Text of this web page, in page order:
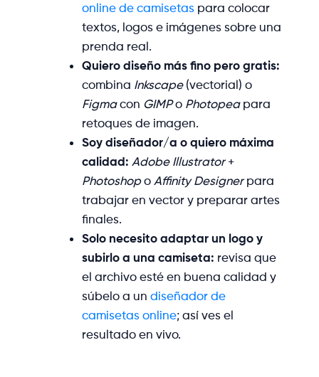
online de camisetas para colocar
textos, logos e imágenes sobre una
prenda real.
Quiero diseño más fino pero gratis:
combina Inkscape(vectorial) o
Figmacon GIMPo Photopeapara
retoques de imagen.
Soy diseñador/a o quiero máxima
calidad: Adobe Illustrator+
PhotoshopoAffinity Designerpara
trabajar en vector y preparar artes
finales.
Solo necesito adaptar un logo y
subirlo a una camiseta: revisa que
el archivo esté en buena calidad y
súbelo a undiseñador de
camisetas online; así ves el
resultado en vivo.